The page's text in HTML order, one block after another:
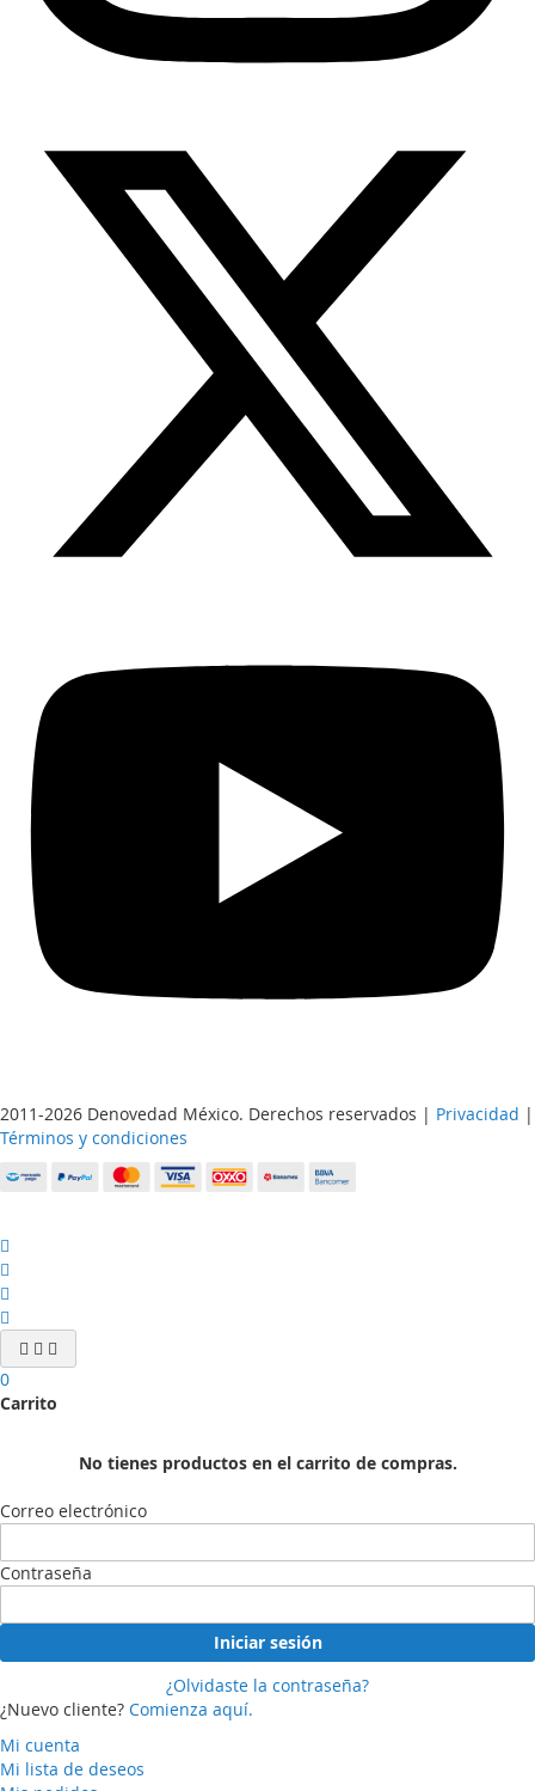
2011-2026 Denovedad México. Derechos reservados | Privacidad |
Términos y condiciones
0
Carrito
No tienes productos en el carrito de compras.
Correo electrónico
Contraseña
Iniciar sesión
¿Olvidaste la contraseña?
¿Nuevo cliente? Comienza aquí.
Mi cuenta
Mi lista de deseos